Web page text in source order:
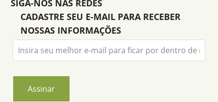
SIGA-NOS NAS REDES
CADASTRE SEU E-MAIL PARA RECEBER
NOSSAS INFORMAÇÕES
Leave
this
blank
Assinar